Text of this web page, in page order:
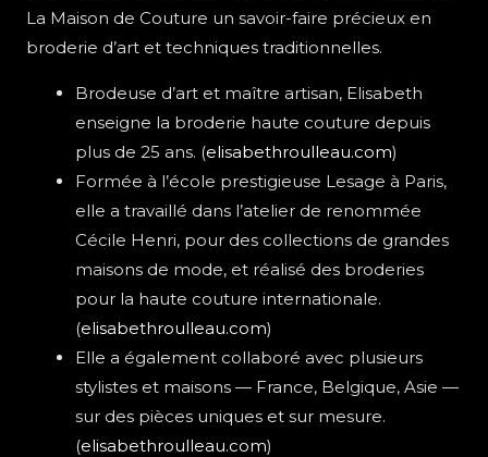
La Maison de Couture un savoir-faire précieux en
broderie d’art et techniques traditionnelles.
Brodeuse d’art et maître artisan, Elisabeth
enseigne la broderie haute couture depuis
plus de 25 ans. (elisabethroulleau.com)
Formée à l’école prestigieuse Lesage à Paris,
elle a travaillé dans l’atelier de renommée
Cécile Henri, pour des collections de grandes
maisons de mode, et réalisé des broderies
pour la haute couture internationale.
(elisabethroulleau.com)
Elle a également collaboré avec plusieurs
stylistes et maisons — France, Belgique, Asie —
sur des pièces uniques et sur mesure.
(elisabethroulleau.com)